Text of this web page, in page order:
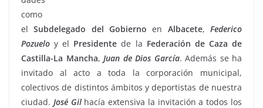
como
elSubdelegado del Gobierno en Albacete,Federico
Pozuelo y el Presidente de la Federación de Caza de
Castilla-La Mancha, Juan de Dios García. Además se ha
invitado al acto a toda la corporación municipal,
colectivos de distintos ámbitos y deportistas de nuestra
ciudad. José Gilhacía extensiva la invitación a todos los